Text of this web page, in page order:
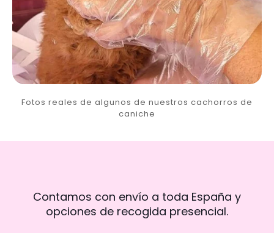
Fotos reales de algunos de nuestros cachorros de
caniche
Contamos con envío a toda España y
opciones de recogida presencial.